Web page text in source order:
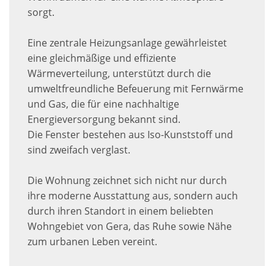
sorgt.
Eine zentrale Heizungsanlage gewährleistet
eine gleichmäßige und effiziente
Wärmeverteilung, unterstützt durch die
umweltfreundliche Befeuerung mit Fernwärme
und Gas, die für eine nachhaltige
Energieversorgung bekannt sind.
Die Fenster bestehen aus Iso-Kunststoff und
sind zweifach verglast.
Die Wohnung zeichnet sich nicht nur durch
ihre moderne Ausstattung aus, sondern auch
durch ihren Standort in einem beliebten
Wohngebiet von Gera, das Ruhe sowie Nähe
zum urbanen Leben vereint.